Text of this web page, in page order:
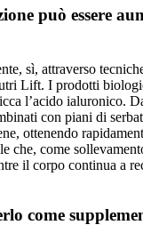
può essere
sì, attraverso
Lift. I prodotti
l’acido ialuronico.
con piani di
ottenendo
che, come
il corpo continua a
come